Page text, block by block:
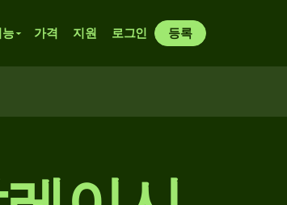
가격 지원 로그인 등록